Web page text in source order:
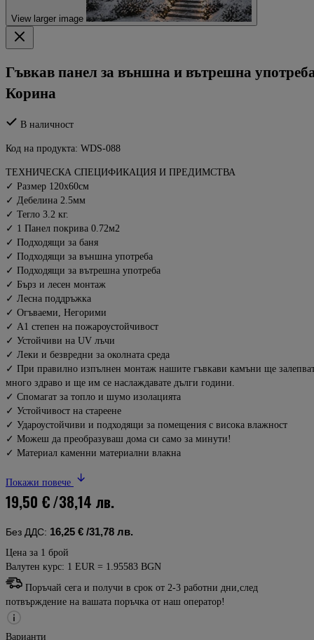
View larger image
Гъвкав панел за външна и вътрешна
Корина
В наличност
Код на продукта: WDS-088
ТЕХНИЧЕСКА СПЕЦИФИКАЦИЯ И ПРЕДИМСТВА
✓ Размер 120х60см
✓ Дебелина 2.5мм
✓ Тегло 3.2 кг.
✓ 1 Панел покрива 0.72м2
✓ Подходящи за баня
✓ Подходящи за външна употреба
✓ Подходящи за вътрешна употреба
✓ Бърз и лесен монтаж
✓ Лесна поддръжка
✓ Огъваеми, Негорими
✓ A1 степен на пожароустойчивост
✓ Устойчиви на UV лъчи
✓ Леки и безвредни за околната среда
✓ При правилно изпълнен монтаж нашите гъвкави камъни ще
много здраво и ще им се наслаждавате дълги години.
✓ Спомагат за топло и шумо изолацията
✓ Устойчивост на стареене
✓ Удароустойчиви и подходящи за помещения с висока влажност
✓ Можеш да преобразуваш дома си само за минути!
✓ Материал каменни материални влакна
Покажи повече
19,50 €/38,14 лв.
Без ДДС: 16,25 € /31,78 лв.
Цена за 1 брой
Валутен курс: 1 EUR = 1.95583 BGN
Поръчай сега и получи в срок от 2-3 работни дни,след
потвърждение на вашата поръчка от наш оператор!
Варианти